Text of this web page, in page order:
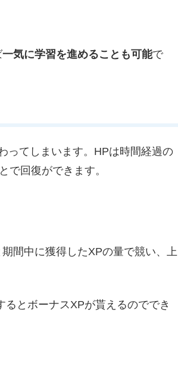
一気に学習を進めることも可能で
ってしまいます。HPは時間経過の
で回復ができます。
間中に獲得したXPの量で競い、上
とボーナスXPが貰えるのででき